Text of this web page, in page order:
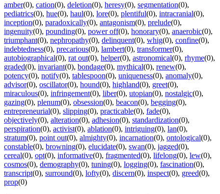
amber(0), cation(0), deletion(0), heresy(0), segmentation(0),
pediatrics(0), hue(0), haul(0), lore(0), plentiful(0), intracranial(0),
inception(0), paradoxically(0), antagonism(0), prelude(0),
ingenuity(0), pounding(0), power off(0), honorary(0), anaerobic(0),
triumphant(0), nephropathy(0), delinquent(0), whig(0), confine(0),
indebtedness(0), precarious(0), lambert(0), transformer(0),
autobiographical(0), rat out(0), helper(0), astronomical(0), rhyme(0),
graded(0), invariant(0), bondage(0), mythical(0), renew(0),
potency(0), notify(0), tablespoon(0), uniqueness(0), anomaly(0),
advisor(0), oscillator(0), hound(0), highland(0), greet(0),
miraculous(0), infringement(0), liber(0), utopian(0), nostalgic(0),
gazing(0), plenum(0), obsession(0), beacon(0), begging(0),
entrepreneurial(0), slipping(0), practicable(0), fade(0),
objectively(0), alteration(0), adhesion(0), standardization(0),
perspiration(0), activist(0), ablation(0), intriguing(0), lan(0),
stratum(0), point out(0), almighty(0), incarnation(0), ontological(0),
constable(0), browning(0), elucidate(0), swan(0), jagged(0),
cereal(0), opt(0), informative(0), fragmented(0), lifelong(0), lew(0),
cosmos(0), demography(0), tuning(0), logging(0), fascination(0),
transcript(0), surround(0), lofty(0), discern(0), inspect(0), greed(0),
prop(0)